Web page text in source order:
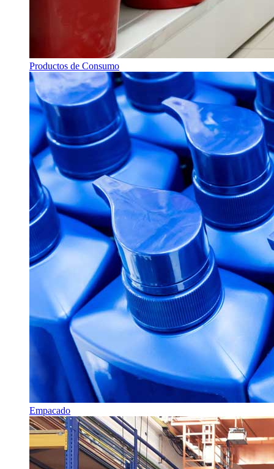
Productos de Consumo
Empacado